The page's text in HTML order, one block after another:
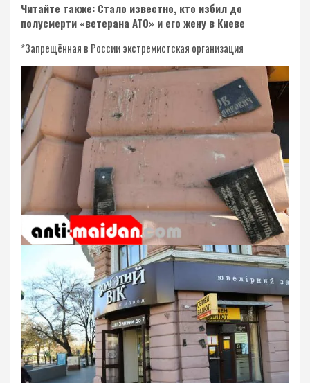
Читайте также: Стало известно, кто избил до
полусмерти «ветерана АТО» и его жену в Киеве
*Запрещённая в России экстремистская организация